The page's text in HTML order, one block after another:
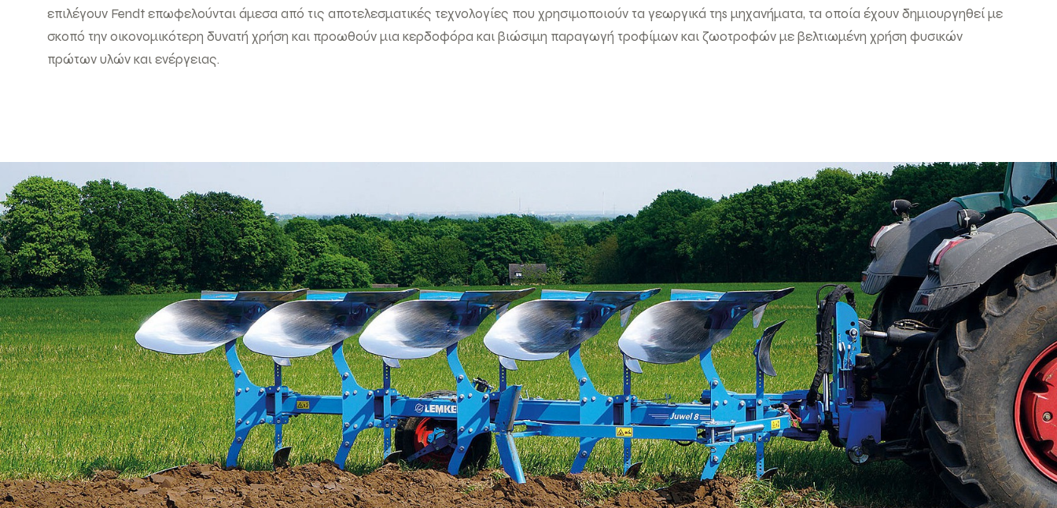
επιλέγουν Fendt επωφελούνται άμεσα από τις αποτελεσματικές τεχνολογίες που χρησιμοποιούν τα γεωργικά τηs μηχανήματα, τα οποία έχουν δημιουργηθεί με
σκοπό την οικονομικότερη δυνατή χρήση και προωθούν μια κερδοφόρα και βιώσιμη παραγωγή τροφίμων και ζωοτροφών με βελτιωμένη χρήση φυσικών
πρώτων υλών και ενέργειας.